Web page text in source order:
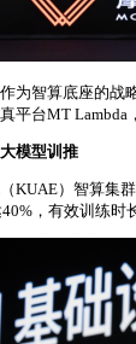
为智算底座的战
平台MT
模型训推
KUAE）智算集
，有效训练时